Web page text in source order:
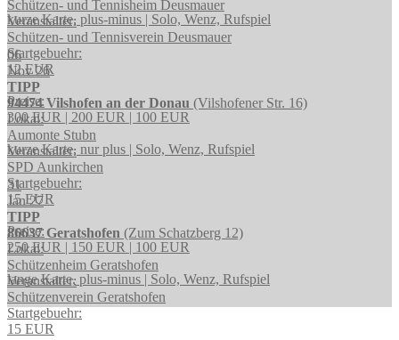
kurze Karte, plus-minus | Solo, Wenz, Rufspiel
Schützen- und Tennisheim Deusmauer
Veranstalter:
Schützen- und Tennisverein Deusmauer
Startgebuehr:
12 EUR
Preise:
300 EUR | 200 EUR | 100 EUR
kurze Karte, nur plus | Solo, Wenz, Rufspiel
06
Nov 26
TIPP
94474 Vilshofen an der Donau (Vilshofener Str. 16)
Lokal:
Aumonte Stubn
Veranstalter:
SPD Aunkirchen
Startgebuehr:
15 EUR
Preise:
250 EUR | 150 EUR | 100 EUR
lange Karte, plus-minus | Solo, Wenz, Rufspiel
31
Jan 27
TIPP
86637 Geratshofen (Zum Schatzberg 12)
Lokal:
Schützenheim Geratshofen
Veranstalter:
Schützenverein Geratshofen
Startgebuehr:
15 EUR